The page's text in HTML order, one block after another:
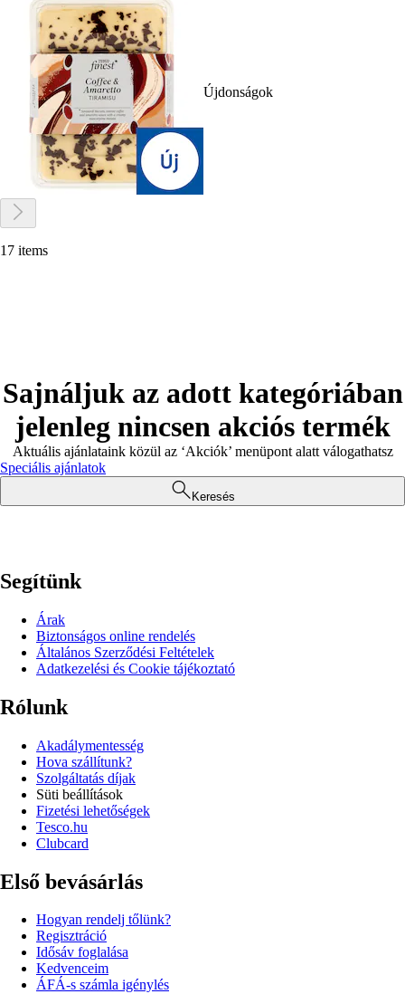
Újdonságok
17 items
Sajnáljuk az adott kategóriában
jelenleg nincsen akciós termék
Aktuális ajánlataink közül az ‘Akciók’ menüpont alatt válogathatsz
Speciális ajánlatok
Keresés
Segítünk
Árak
Biztonságos online rendelés
Általános Szerződési Feltételek
Adatkezelési és Cookie tájékoztató
Rólunk
Akadálymentesség
Hova szállítunk?
Szolgáltatás díjak
Süti beállítások
Fizetési lehetőségek
Tesco.hu
Clubcard
Első bevásárlás
Hogyan rendelj tőlünk?
Regisztráció
Idősáv foglalása
Kedvenceim
ÁFÁ-s számla igénylés